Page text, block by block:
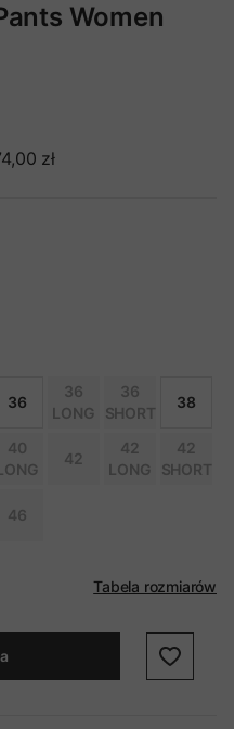
Women
zł
36
36
LONG
36
SHORT
38
40
42
42
LONG
42
SHORT
46
Tabela rozmiarów